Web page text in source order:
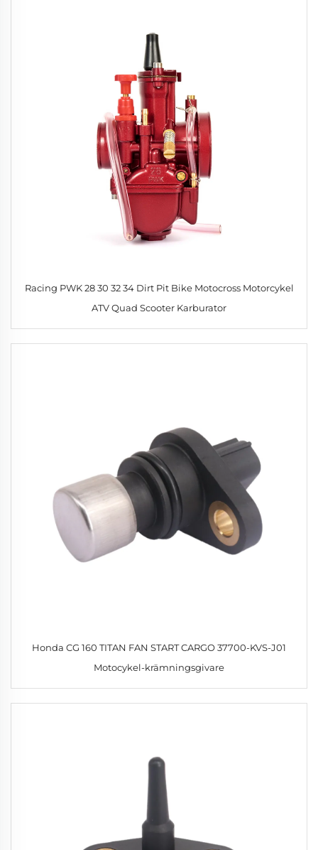
Racing PWK 28 30 32 34 Dirt Pit Bike Motocross Motorcykel
ATV Quad Scooter Karburator
Honda CG 160 TITAN FAN START CARGO 37700-KVS-J01
Motocykel-krämningsgivare